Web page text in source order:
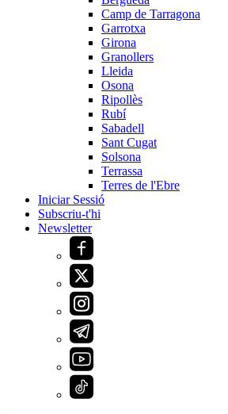
Camp de Tarragona
Garrotxa
Girona
Granollers
Lleida
Osona
Ripollès
Rubí
Sabadell
Sant Cugat
Solsona
Terrassa
Terres de l'Ebre
Iniciar Sessió
Subscriu-t'hi
Newsletter